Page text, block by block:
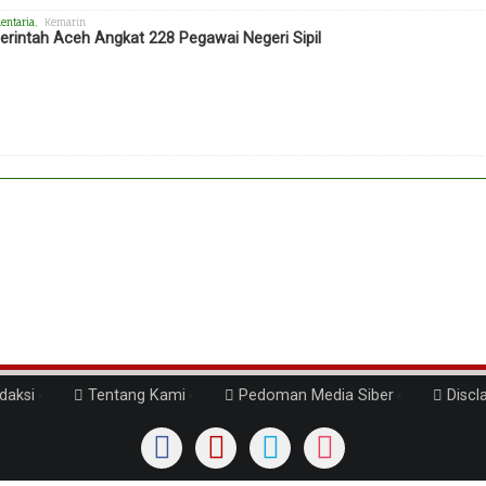
, Kemarin
Aceh Angkat 228 Pegawai Negeri Sipil
Tentang Kami Pedoman Media Siber